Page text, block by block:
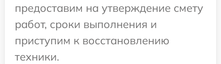
предоставим на утверждение смету
работ, сроки выполнения и
приступим к восстановлению
техники.